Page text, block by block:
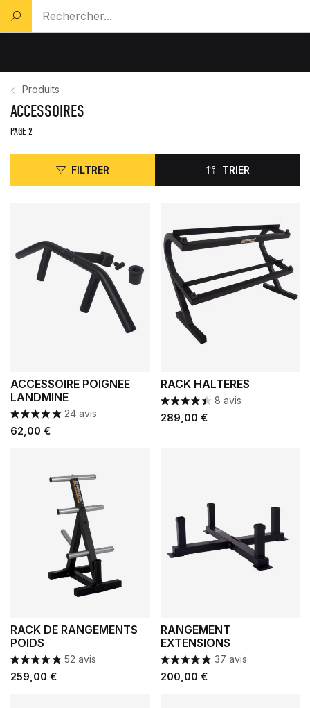
Produits
ACCESSOIRES
PAGE 2
FILTRER TRIER
ACCESSOIRE POIGNEE
LANDMINE
24 avis
Prix
62,00 €
RACK HALTERES
8 avis
Prix
289,00 €
RACK DE RANGEMENTS
POIDS
52 avis
Prix
259,00 €
RANGEMENT
EXTENSIONS
37 avis
Prix
200,00 €